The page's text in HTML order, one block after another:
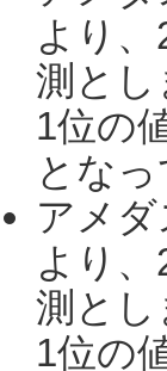
より
測とし
1位の
とな
アメ
より
測とし
1位の